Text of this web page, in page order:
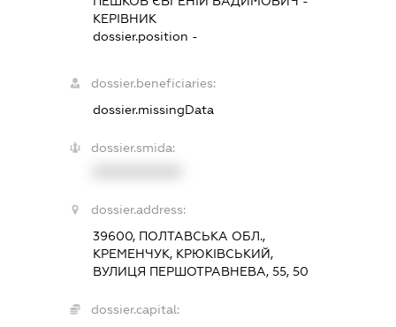
КЕРІВНИК
dossier.position -
dossier.beneficiaries:
dossier.missingData
dossier.smida:
dossier.address:
39600, ПОЛТАВСЬКА ОБЛ.,
КРЕМЕНЧУК, КРЮКІВСЬКИЙ,
ВУЛИЦЯ ПЕРШОТРАВНЕВА, 55, 50
dossier.capital: